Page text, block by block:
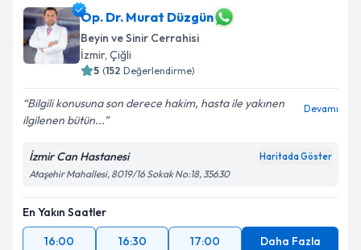
E-posta Adresiniz
Kişisel verilerimin işlenmesine ilişkinAydınlatma
Metni'ni okudum ve kişisel verilerimin belirtilen
kapsamda işlenmesini kabul ediyorum.
Takvim Talebini Gönder
Op. Dr. Murat Düzgün
Beyin ve Sinir Cerrahisi
İzmir, Çiğli
5 (152 Değerlendirme)
Bilgili konusuna son derece hakim, hasta ile yakınen
ilgilenen bütün...
Devamı
İzmir Can Hastanesi Haritada Göster
Ataşehir Mahallesi, 8019/16 Sokak No:18, 35630
En Yakın Saatler
16:00
16:30 17:00 Daha Fazla